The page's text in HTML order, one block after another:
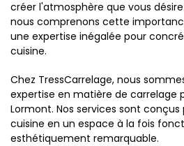
créer l'atmosphère que vous
nous comprenons cette
une expertise inégalée pour
cuisine.
Chez TressCarrelage, nous
expertise en matière de carrelage
Lormont. Nos services sont
cuisine en un espace à la fois
esthétiquement remarquable.